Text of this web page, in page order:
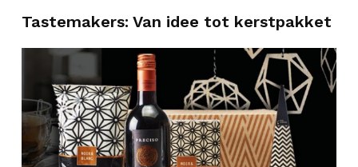
Tastemakers: Van idee tot kerstpakket